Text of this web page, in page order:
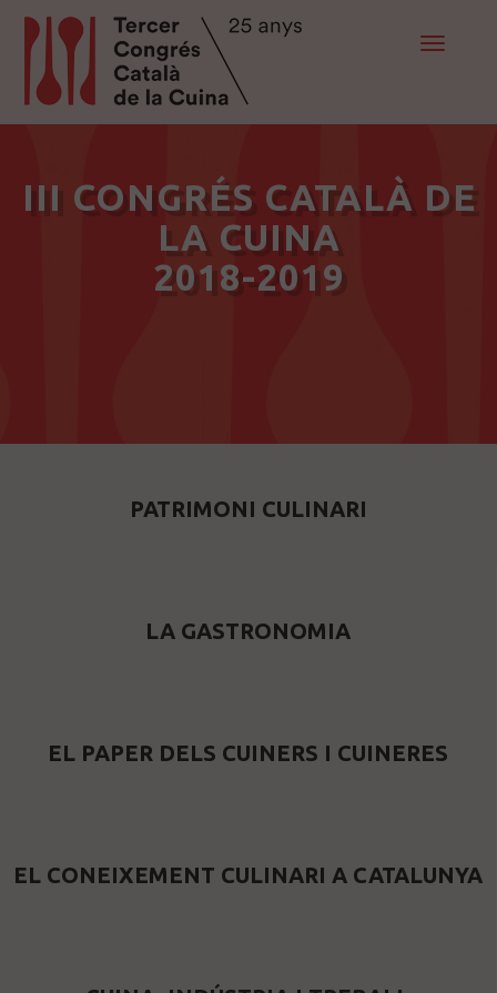
Toggle
III CONGRÉS CATALÀ DE
LA CUINA
2018-2019
PATRIMONI CULINARI
LA GASTRONOMIA
EL PAPER DELS CUINERS I CUINERES
EL CONEIXEMENT CULINARI A CATALUNYA